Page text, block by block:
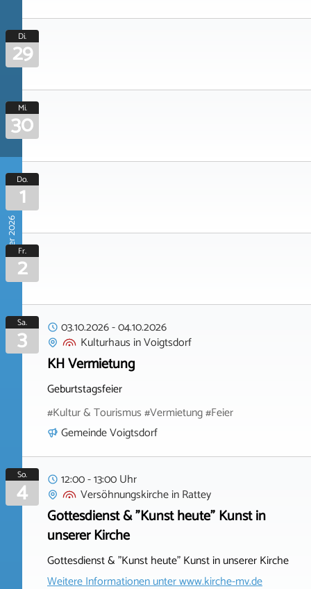
Di.
29
Mi.
30
Oktober 2026
Do.
1
Fr.
2
Sa.
3 03.10.2026-04.10.2026
Kulturhaus inVoigtsdorf
KH Vermietung
Geburtstagsfeier
#Kultur & Tourismus #Vermietung #Feier
Gemeinde Voigtsdorf
So.
4
12:00 - 13:00 Uhr
VersöhnungskircheinRattey
Gottesdienst & "Kunst heute" Kunst in
unserer Kirche
Gottesdienst & "Kunst heute" Kunst in unserer Kirche
Weitere Informationen unterwww.kirche-mv.de